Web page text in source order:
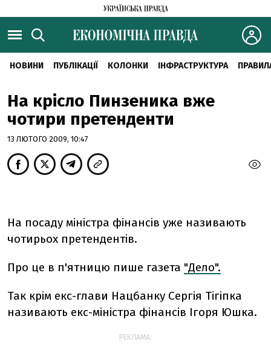
НОВИНИ ПУБЛІКАЦІЇ КОЛОНКИ ІНФРАСТРУКТУРА
На крісло Пинзеника вже
чотири претенденти
13 ЛЮТОГО 2009, 10:47
На посаду міністра фінансів уже називають
чотирьох претендентів.
Про це в п'ятницю пише газета "Дело".
Так крім екс-глави Нацбанку Сергія Тігіпка
називають екс-міністра фінансів Ігоря Юшка.
РЕКЛАМА: